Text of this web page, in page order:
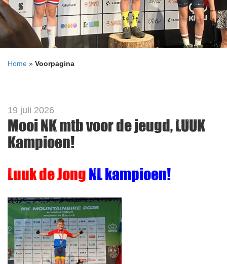
Home » Voorpagina
19 juli 2026
Mooi NK mtb voor de jeugd, LUUK
Kampioen!
Luuk de JongNL kampioen!